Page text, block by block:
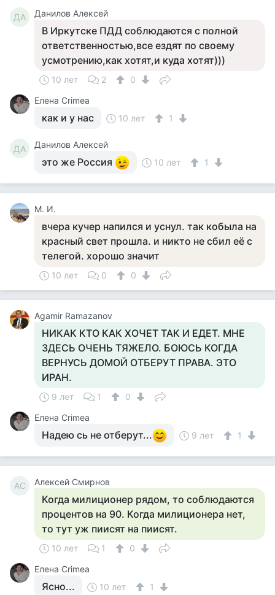
ДА Данилов Алексей
В Иркутске ПДД соблюдаются с полной
ответственностью,все ездят по своему
усмотрению,как хотят,и куда хотят)))
10 лет 2
0
Елена Crimea
как и у нас 10 лет 1
ДА Данилов Алексей
это же Россия 10 лет 1
М. И.
вчера кучер напился и уснул. так кобыла на
красный свет прошла. и никто не сбил её с
телегой. хорошо значит
10 лет 0 0
Agamir Ramazanov
НИКАК КТО КАК ХОЧЕТ ТАК И ЕДЕТ. МНЕ
ЗДЕСЬ ОЧЕНЬ ТЯЖЕЛО. БОЮСЬ КОГДА
ВЕРНУСЬ ДОМОЙ ОТБЕРУТ ПРАВА. ЭТО
ИРАН.
9 лет 1
0
Елена Crimea
Надею сь не отберут... 9 лет 1
АС Алексей Смирнов
Когда милиционер рядом, то соблюдаются
процентов на 90. Когда милиционера нет,
то тут уж пиисят на пиисят.
10 лет 1
0
Елена Crimea
Ясно... 10 лет 1